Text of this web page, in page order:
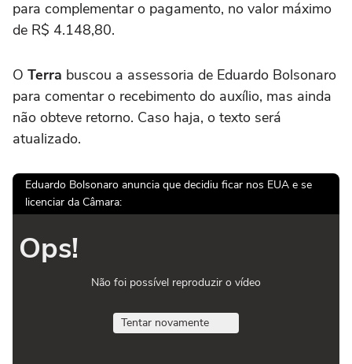
para complementar o pagamento, no valor máximo
de R$ 4.148,80.
O Terra buscou a assessoria de Eduardo Bolsonaro
para comentar o recebimento do auxílio, mas ainda
não obteve retorno. Caso haja, o texto será
atualizado.
Eduardo Bolsonaro anuncia que decidiu ficar nos EUA e se
licenciar da Câmara:
Ops!
Não foi possível reproduzir o vídeo
Tentar novamente